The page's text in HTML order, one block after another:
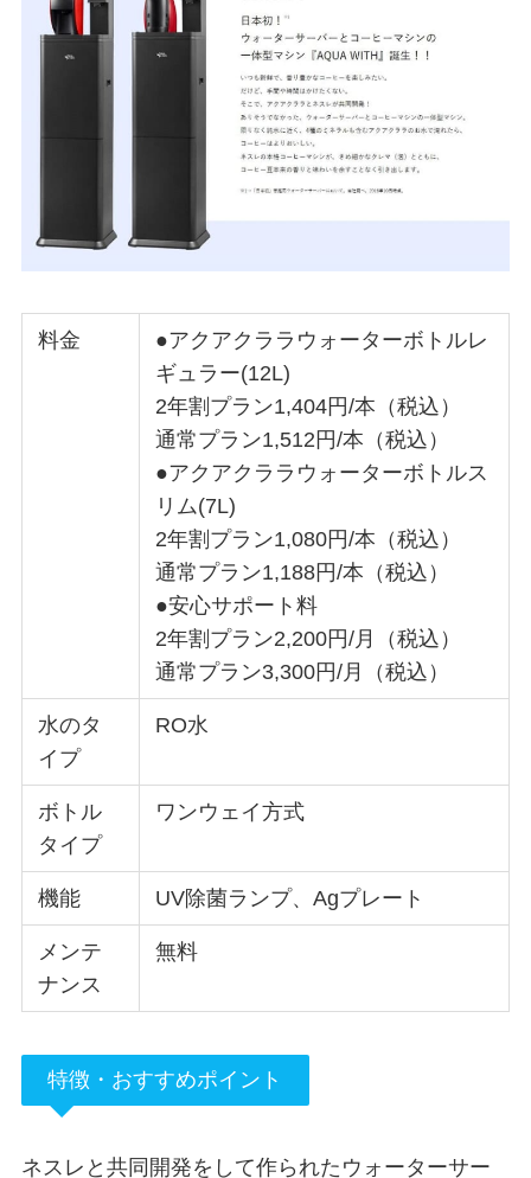
料金
●アクアクララウォーターボトルレ
ギュラー(12L)
2年割プラン1,404円/本（税込）
通常プラン1,512円/本（税込）
●アクアクララウォーターボトルス
リム(7L)
2年割プラン1,080円/本（税込）
通常プラン1,188円/本（税込）
●安心サポート料
2年割プラン2,200円/月（税込）
通常プラン3,300円/月（税込）
水のタ
イプ
RO水
ボトル
タイプ
ワンウェイ方式
機能 UV除菌ランプ、Agプレート
メンテ
ナンス
無料
特徴・おすすめポイント
ネスレと共同開発をして作られたウォーターサー